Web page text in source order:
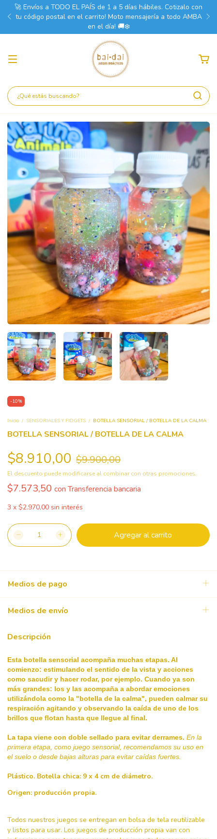
🚀 Envíos a TODO EL PAÍS de 1 a 5 días hábiles. Cotizalo con
tu código postal en el carrito! Moto mensajería a todo AMBA
en el día! 🚚❄️
-10%
Inicio / SENSORIALES Y FIDGETS / BOTELLA SENSORIAL / BOTELLA DE LA CALMA
BOTELLA SENSORIAL / BOTELLA DE LA CALMA
$8.910,00 $9.900,00
El descuento puede modificarse al combinar con otras promociones.
$7.573,50 con Transferencia bancaria
3 x $2.970,00 sin interés
Medios de pago
Medios de envío
Descripción
Esta botella sensorial acompaña muchas etapas. Al
comienzo: estimulando el sentido de la vista y acciones
como sacudir y hacer rodar, por ejemplo. Cuando ya son
más grandes: los y las acompaña a abordar emociones
utilizándola como la "botella de la calma", pueden calmar su
respiración agitando y observando la caída de uno de los
brillos que flotan hasta que llegue al final.
La tapa viene con doble sellado para evitar derrames. En la
primera etapa, como juego sensorial, recomendamos su uso en
el suelo o desde bajas alturas para evitar caídas fuertes.
Plástico. Botella chica: 9 x 4 cm de diámetro.
Origen: producción propia.
Todos nuestros juegos se entregan en bolsa de tela reutilizable
y listos para usar. Los juegos de producción propia van con